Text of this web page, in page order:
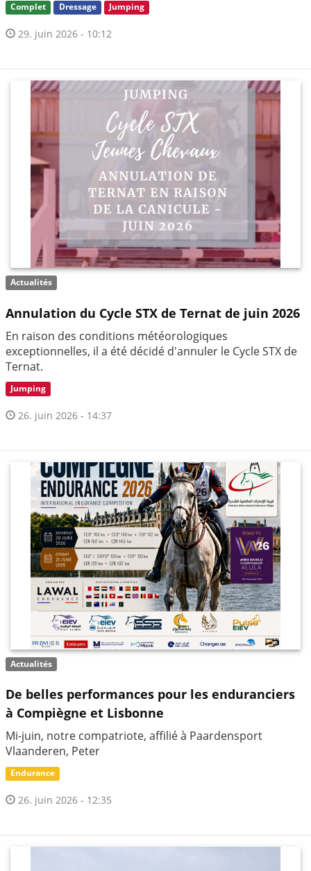
Complet Dressage Jumping
29. juin 2026 - 10:12
Actualités
Annulation du Cycle STX de Ternat de juin 2026
En raison des conditions météorologiques
exceptionnelles, il a été décidé d'annuler le Cycle STX de
Ternat.
Jumping
26. juin 2026 - 14:37
Actualités
De belles performances pour les enduranciers
à Compiègne et Lisbonne
Mi-juin, notre compatriote, affilié à Paardensport
Vlaanderen, Peter
Endurance
26. juin 2026 - 12:35